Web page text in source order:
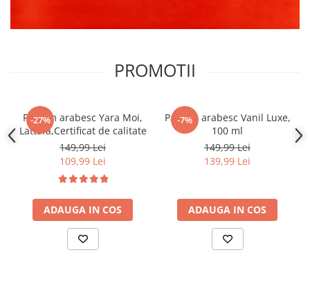
PROMOTII
-27%
Parfum arabesc Yara Moi,
Lattafa,Certificat de calitate
149,99 Lei
109,99 Lei
ADAUGA IN COS
-7%
Parfum arabesc Vanil Luxe,
100 ml
149,99 Lei
139,99 Lei
ADAUGA IN COS